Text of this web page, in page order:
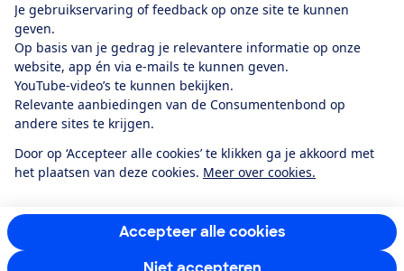
Je gebruikservaring of feedback op onze site te kunnen
geven.
Op basis van je gedrag je relevantere informatie op onze
website, app én via e-mails te kunnen geven.
YouTube-video’s te kunnen bekijken.
Relevante aanbiedingen van de Consumentenbond op
andere sites te krijgen.
Door op ‘Accepteer alle cookies’ te klikken ga je akkoord met
het plaatsen van deze cookies. Meer over cookies.
Accepteer alle cookies
app
Algemene Voorwaarden
Privacyverklaring
Cookiebeleid
Privacyvoorkeuren
Toegankelijkheid
RSS-feed nieuws
Facebook
TwitterInstagram
YoutubeLinkedIn
12.901consumentenbeoordelen de Consumentenbondmet gemiddeld